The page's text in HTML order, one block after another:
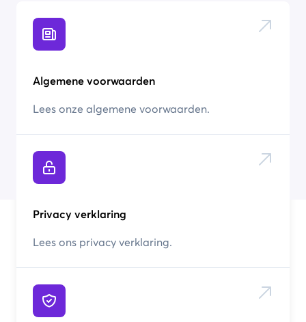
Algemene voorwaarden
Lees onze algemene voorwaarden.
Privacy verklaring
Lees ons privacy verklaring.